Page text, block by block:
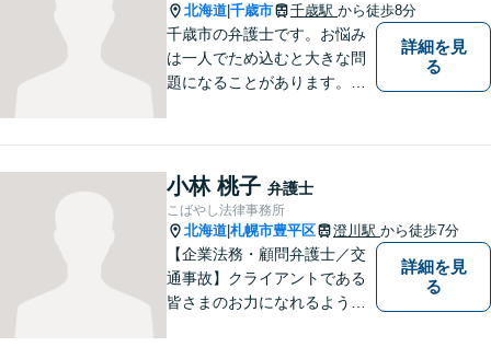
北海道 千歳市 千歳駅 から徒歩8分
千歳市の弁護士です。お悩み
は一人でため込むと大きな問
題になることがあります。ぜ
詳細を見
る
小林 桃子 弁護士
こばやし法律事務所
北海道 札幌市豊平区 澄川駅 から徒歩7分
【企業法務・顧問弁護士／交
通事故】クライアントである
皆さまのお力になれるよう全
詳細を見
る